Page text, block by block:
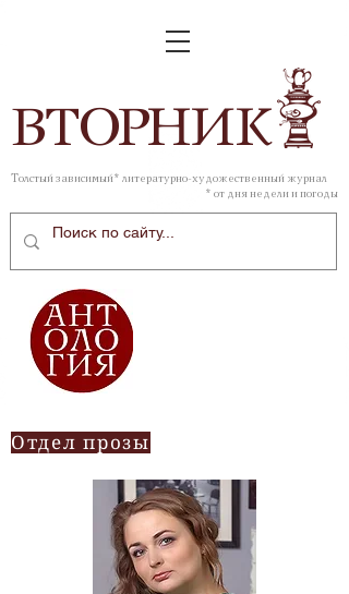
ВТОРНИК
Толстый зависимый* литературно-художественный журнал
* от дня недели и погоды
Отдел прозы